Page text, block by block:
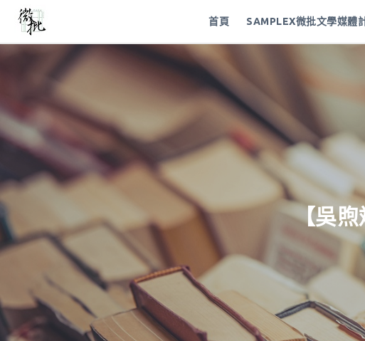
首頁 SAMPLEX微批文學媒體
【吳煦